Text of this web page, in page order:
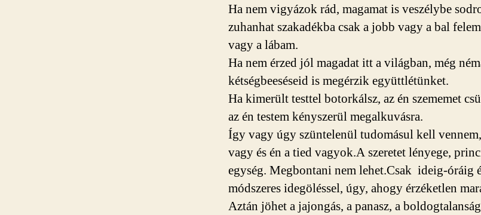
Ha nem vigyázok rád, magamat is veszélybe
zuhanhat szakadékba csak a jobb vagy a bal
vagy a lábam.
Ha nem érzed jól magadat itt a világban, még
kétségbeeséseid is megérzik együttlétünket.
Ha kimerült testtel botorkálsz, az én szememet
az én testem kényszerül megalkuvásra.
Így vagy úgy szüntelenül tudomásul kell
vagy és én a tied vagyok.A szeretet lényege,
egység. Megbontani nem lehet.Csak ideig-óráig
módszeres idegöléssel, úgy, ahogy érzéketlen
Aztán jöhet a jajongás, a panasz, a